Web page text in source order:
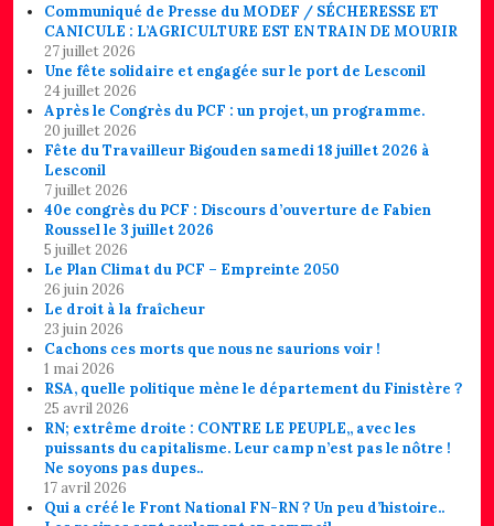
Communiqué de Presse du MODEF / SÉCHERESSE ET
CANICULE : L’AGRICULTURE EST EN TRAIN DE MOURIR
27 juillet 2026
Une fête solidaire et engagée sur le port de Lesconil
24 juillet 2026
Après le Congrès du PCF : un projet, un programme.
20 juillet 2026
Fête du Travailleur Bigouden samedi 18 juillet 2026 à
Lesconil
7 juillet 2026
40e congrès du PCF : Discours d’ouverture de Fabien
Roussel le 3 juillet 2026
5 juillet 2026
Le Plan Climat du PCF – Empreinte 2050
26 juin 2026
Le droit à la fraîcheur
23 juin 2026
Cachons ces morts que nous ne saurions voir !
1 mai 2026
RSA, quelle politique mène le département du Finistère ?
25 avril 2026
RN; extrême droite : CONTRE LE PEUPLE,, avec les
puissants du capitalisme. Leur camp n’est pas le nôtre !
Ne soyons pas dupes..
17 avril 2026
Qui a créé le Front National FN-RN ? Un peu d’histoire..